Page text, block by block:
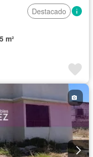
Destacado
m²